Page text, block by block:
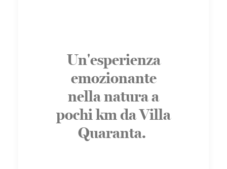
Un'esperienza
emozionante
nella natura a
pochi km da Villa
Quaranta.